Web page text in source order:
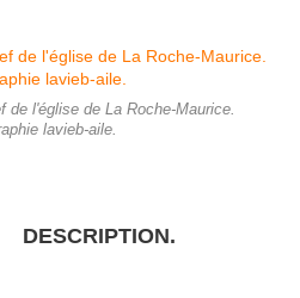
de l'église de La Roche-Maurice.
lavieb-aile.
DESCRIPTION.